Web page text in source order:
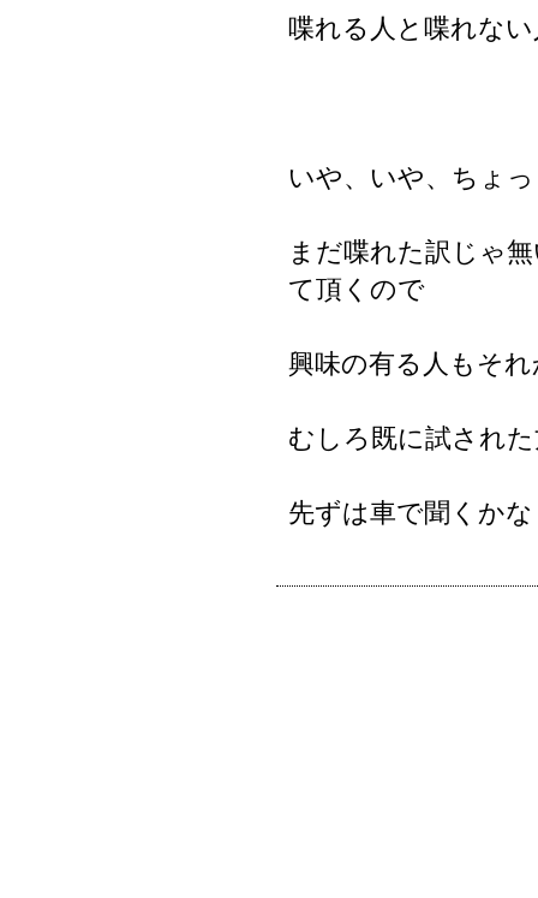
喋れる人と喋れな
いや、いや、ちょ
まだ喋れた訳じゃ
て頂くので
興味の有る人もそ
むしろ既に試され
先ずは車で聞くかな